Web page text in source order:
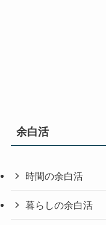
余白活
時間の余白活
暮らしの余白活